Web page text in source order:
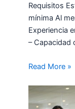
Requisitos
mínima Al
Experiencia
– Capacidad
Read More »